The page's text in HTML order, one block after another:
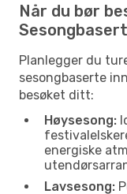
Når du bør
Planlegger du
sesongbaserte
besøket ditt:
Høysesong:
energiske
Lavsesong: